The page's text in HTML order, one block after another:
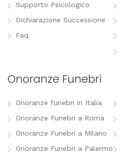
Supporto Psicologico
Dichiarazione Successione
Faq
Onoranze Funebri
Onoranze funebri in Italia
Onoranze Funebri a Roma
Onoranze Funebri a Milano
Onoranze Funebri a Palermo